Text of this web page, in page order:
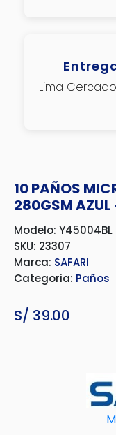
Lima
10 PAÑOS
280GSM
Modelo: Y45004BL
SKU: 23307
Marca: SAFARI
Categoria: Paños
S/ 39.00